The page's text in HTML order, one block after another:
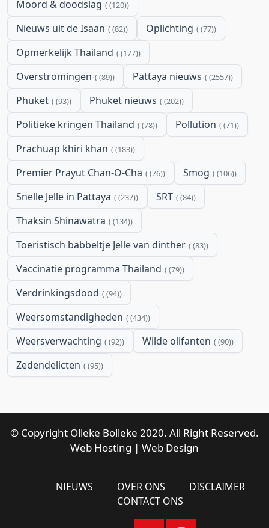
Moord & doodslag (120)
Nieuws uit de Isaan (82) Oplichting (77)
Opmerkelijk Thailand (177)
Overstromingen (89) Pattaya nieuws (2557)
Phuket (93) Phuket nieuws (202)
Politieke kringen Thailand (78) Pollution (71)
Prachuap khiri khan (183)
Premier Prayut Chan-O-Cha (76) Smog (106)
Snelle Jelle in Pattaya (237) SRT (84)
Thaksin Shinawatra (134)
Toeristisch babbeltje Jelle van dinther (83)
Vaccinatie programma Thailand (79)
Verdrinkingsdood (94)
Weersomstandigheden (434)
Weersverwachting (92) Wilde olifanten (90)
Zedendelicten (95)
© Copyright Olleke Bolleke 2020. All Right Reserved.
Web Hosting | Web Design
NIEUWS OVER ONS
DISCLAIMER
CONTACT ONS